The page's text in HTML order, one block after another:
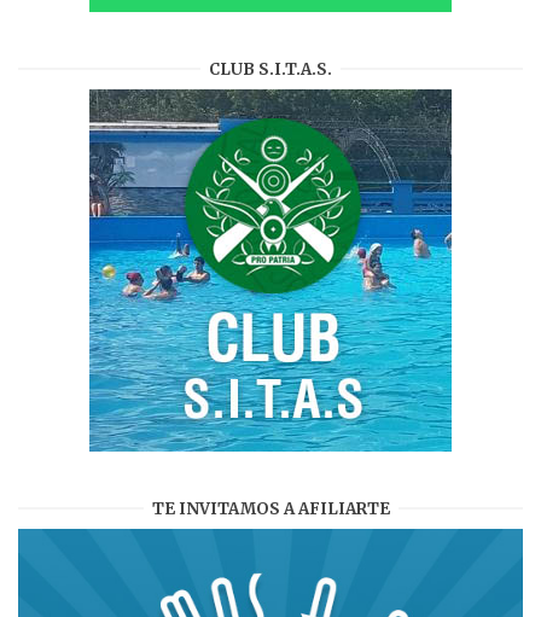
CLUB S.I.T.A.S.
TE INVITAMOS A AFILIARTE